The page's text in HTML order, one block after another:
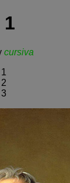
cursiva